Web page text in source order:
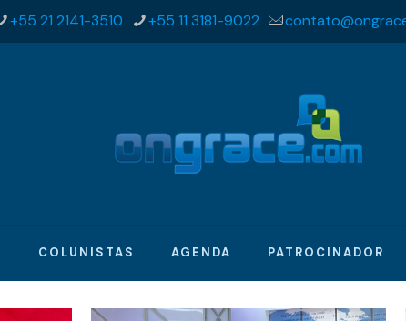
+55 21 2141-3510 +55 11 3181-9022
COLUNISTAS AGENDA PATROCINADOR